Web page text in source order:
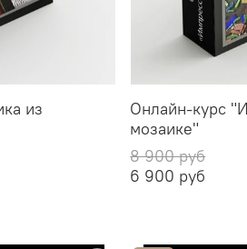
из
Онлайн-курс
мозаике"
8 900 руб
6 900 руб